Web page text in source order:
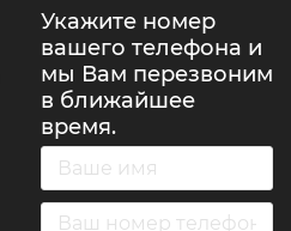
Укажите номер
вашего телефона и
мы Вам перезвоним
в ближайшее
время.